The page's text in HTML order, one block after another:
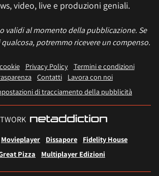
video, live e produzioni geniali.
validi al momento della pubblicazione. Se
potremmo ricevere un compenso.
Privacy Policy
Termini e condizioni
Contatti
Lavora con noi
di tracciamento della pubblicità
Movieplayer Dissapore
Fidelity House
Pizza
Multiplayer Edizioni